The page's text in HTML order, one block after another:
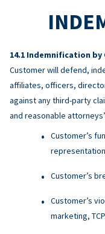
Indemnification by
Customer will defend,
affiliates, officers,
against any third-party
and reasonable
Customer’s
Customer’s
Customer’s
marketing,